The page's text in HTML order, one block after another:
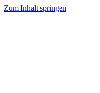
Zum Inhalt springen